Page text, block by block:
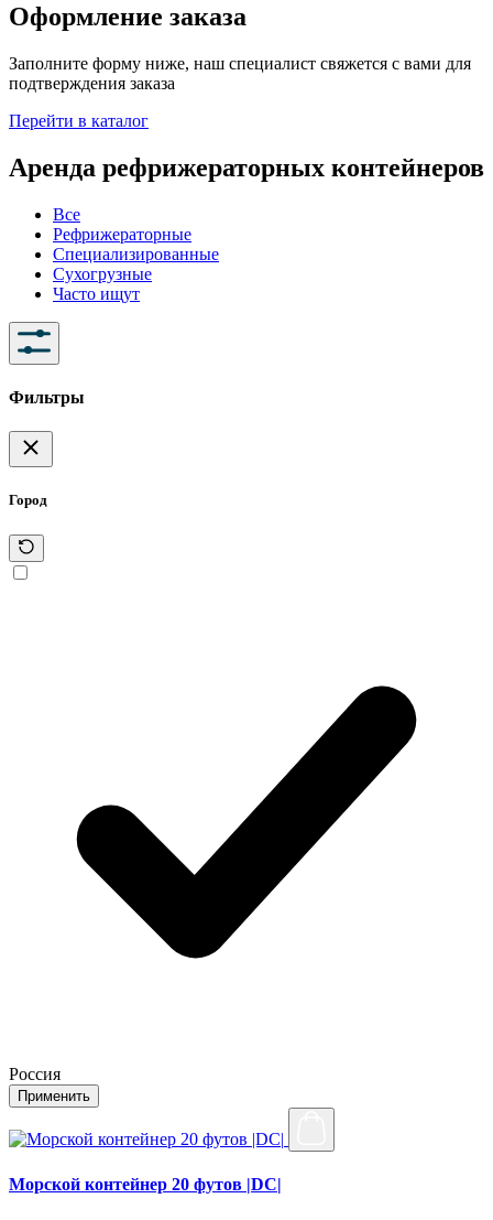
Оформление заказа
Заполните форму ниже, наш специалист свяжется с вами для
подтверждения заказа
Перейти в каталог
Аренда рефрижераторных контейнеров
Все
Рефрижераторные
Специализированные
Сухогрузные
Часто ищут
Фильтры
Город
Россия
Применить
Морской контейнер 20 футов |DC|